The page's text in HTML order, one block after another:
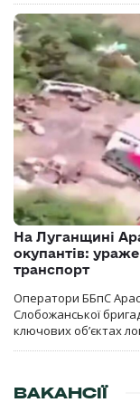
На Луганщині
окупантів:
транспорт
Оператори ББпС
Слобожанської
ключових об’єктах
ВАКАНСІЇ